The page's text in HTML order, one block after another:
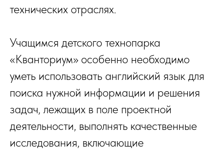
технических отраслях.
Учащимся детского технопарка
«Кванториум» особенно необходимо
уметь использовать английский язык для
поиска нужной информации и решения
задач, лежащих в поле проектной
деятельности, выполнять качественные
исследования, включающие